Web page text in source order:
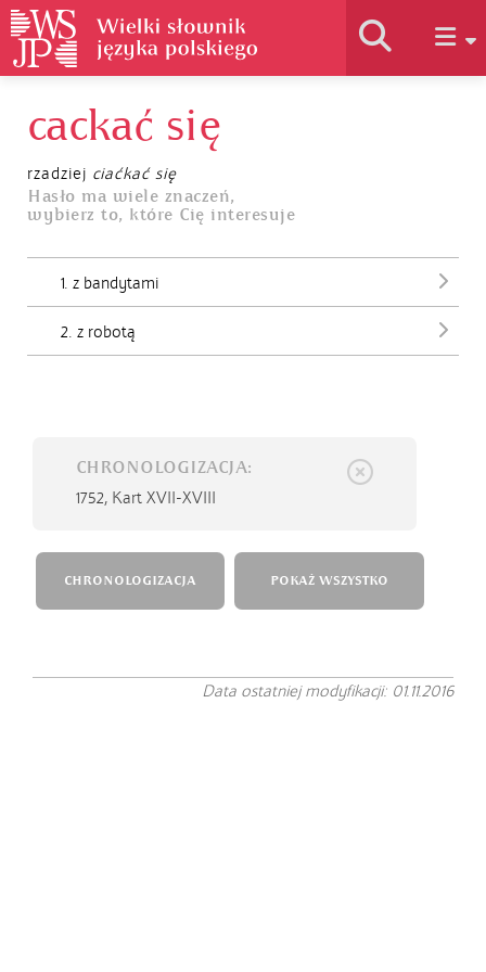
Historia słownika
Jak korzystać
cackać się
rzadziej ciaćkać się
Hasło ma wiele znaczeń,
wybierz to, które Cię interesuje
1. z bandytami
2. z robotą
CHRONOLOGIZACJA:
1752, Kart XVII-XVIII
CHRONOLOGIZACJA POKAŻ WSZYSTKO
Data ostatniej modyfikacji: 01.11.2016